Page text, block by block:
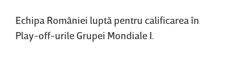
Echipa României luptă pentru calificarea în
Play-off-urile Grupei Mondiale I.